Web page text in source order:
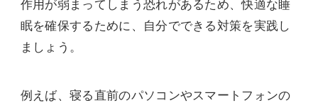
作用が弱まってしまう恐れがあるため、快適な睡
眠を確保するために、自分でできる対策を実践し
ましょう。
例えば、寝る直前のパソコンやスマートフォンの